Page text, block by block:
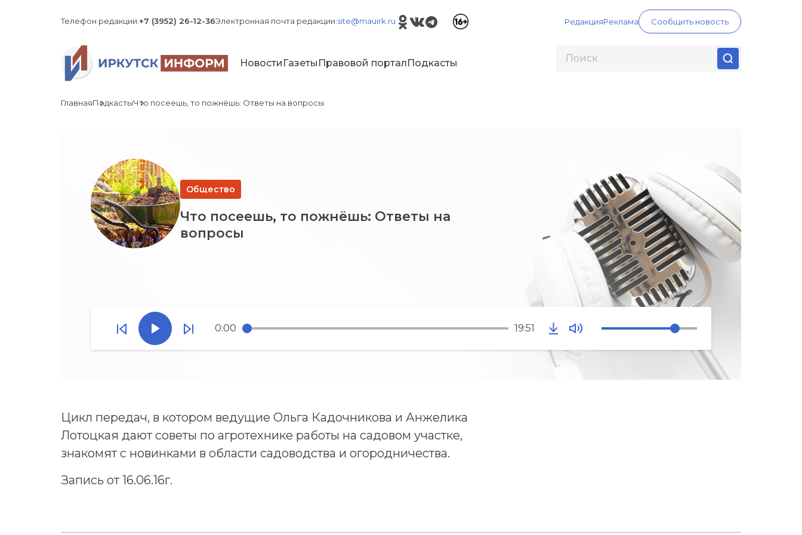
Телефон редакции:+7 (3952) 26-12-36Электронная почта редакции:site@mauirk.ru РедакцияРеклама Сообщить новость
Новости Газеты Правовой портал Подкасты
ГлавнаяПодкастыЧто посеешь, то пожнёшь: Ответы на вопросы
Общество
Что посеешь, то пожнёшь: Ответы на
вопросы
0:00 19:51
Цикл передач, в котором ведущие Ольга Кадочникова и Анжелика
Лотоцкая дают советы по агротехнике работы на садовом участке,
знакомят с новинками в области садоводства и огородничества.
Запись от 16.06.16г.